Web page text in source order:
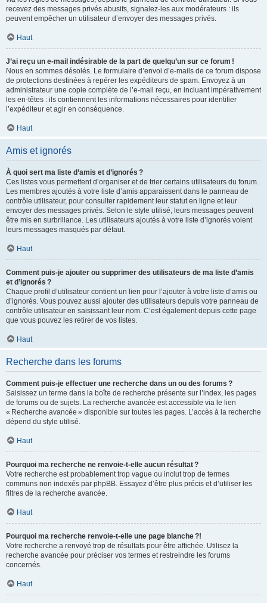
recevez des messages privés abusifs, signalez-les aux modérateurs : ils
peuvent empêcher un utilisateur d’envoyer des messages privés.
Haut
J’ai reçu un e-mail indésirable de la part de quelqu’un sur ce forum !
Nous en sommes désolés. Le formulaire d’envoi d’e-mails de ce forum dispose
de protections destinées à repérer les expéditeurs de spam. Envoyez à un
administrateur une copie complète de l’e-mail reçu, en incluant impérativement
les en-têtes : ils contiennent les informations nécessaires pour identifier
l’expéditeur et agir en conséquence.
Haut
Amis et ignorés
À quoi sert ma liste d’amis et d’ignorés ?
Ces listes vous permettent d’organiser et de trier certains utilisateurs du forum.
Les membres ajoutés à votre liste d’amis apparaissent dans le panneau de
contrôle utilisateur, pour consulter rapidement leur statut en ligne et leur
envoyer des messages privés. Selon le style utilisé, leurs messages peuvent
être mis en surbrillance. Les utilisateurs ajoutés à votre liste d’ignorés voient
leurs messages masqués par défaut.
Haut
Comment puis-je ajouter ou supprimer des utilisateurs de ma liste d’amis
et d’ignorés ?
Chaque profil d’utilisateur contient un lien pour l’ajouter à votre liste d’amis ou
d’ignorés. Vous pouvez aussi ajouter des utilisateurs depuis votre panneau de
contrôle utilisateur en saisissant leur nom. C’est également depuis cette page
que vous pouvez les retirer de vos listes.
Haut
Recherche dans les forums
Comment puis-je effectuer une recherche dans un ou des forums ?
Saisissez un terme dans la boîte de recherche présente sur l’index, les pages
de forums ou de sujets. La recherche avancée est accessible via le lien
« Recherche avancée » disponible sur toutes les pages. L’accès à la recherche
dépend du style utilisé.
Haut
Pourquoi ma recherche ne renvoie-t-elle aucun résultat ?
Votre recherche est probablement trop vague ou inclut trop de termes
communs non indexés par phpBB. Essayez d’être plus précis et d’utiliser les
filtres de la recherche avancée.
Haut
Pourquoi ma recherche renvoie-t-elle une page blanche ?!
Votre recherche a renvoyé trop de résultats pour être affichée. Utilisez la
recherche avancée pour préciser vos termes et restreindre les forums
concernés.
Haut